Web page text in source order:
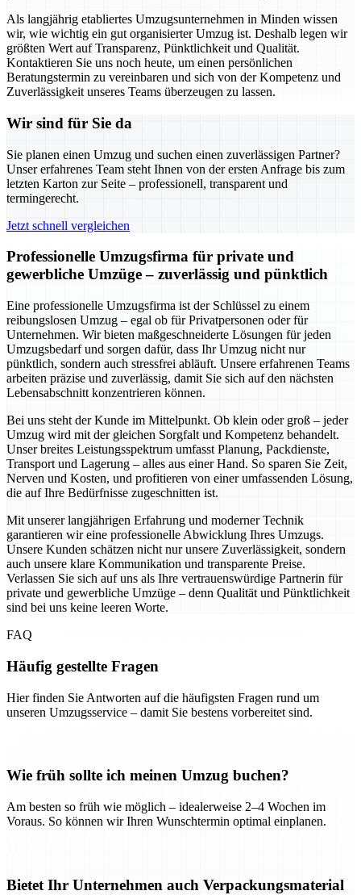
Als langjährig etabliertes Umzugsunternehmen in Minden wissen
wir, wie wichtig ein gut organisierter Umzug ist. Deshalb legen wir
größten Wert auf Transparenz, Pünktlichkeit und Qualität.
Kontaktieren Sie uns noch heute, um einen persönlichen
Beratungstermin zu vereinbaren und sich von der Kompetenz und
Zuverlässigkeit unseres Teams überzeugen zu lassen.
Wir sind für Sie da
Sie planen einen Umzug und suchen einen zuverlässigen Partner?
Unser erfahrenes Team steht Ihnen von der ersten Anfrage bis zum
letzten Karton zur Seite – professionell, transparent und
termingerecht.
Jetzt schnell vergleichen
Professionelle Umzugsfirma für private und
gewerbliche Umzüge – zuverlässig und pünktlich
Eine professionelle Umzugsfirma ist der Schlüssel zu einem
reibungslosen Umzug – egal ob für Privatpersonen oder für
Unternehmen. Wir bieten maßgeschneiderte Lösungen für jeden
Umzugsbedarf und sorgen dafür, dass Ihr Umzug nicht nur
pünktlich, sondern auch stressfrei abläuft. Unsere erfahrenen Teams
arbeiten präzise und zuverlässig, damit Sie sich auf den nächsten
Lebensabschnitt konzentrieren können.
Bei uns steht der Kunde im Mittelpunkt. Ob klein oder groß – jeder
Umzug wird mit der gleichen Sorgfalt und Kompetenz behandelt.
Unser breites Leistungsspektrum umfasst Planung, Packdienste,
Transport und Lagerung – alles aus einer Hand. So sparen Sie Zeit,
Nerven und Kosten, und profitieren von einer umfassenden Lösung,
die auf Ihre Bedürfnisse zugeschnitten ist.
Mit unserer langjährigen Erfahrung und moderner Technik
garantieren wir eine professionelle Abwicklung Ihres Umzugs.
Unsere Kunden schätzen nicht nur unsere Zuverlässigkeit, sondern
auch unsere klare Kommunikation und transparente Preise.
Verlassen Sie sich auf uns als Ihre vertrauenswürdige Partnerin für
private und gewerbliche Umzüge – denn Qualität und Pünktlichkeit
sind bei uns keine leeren Worte.
FAQ
Häufig gestellte Fragen
Hier finden Sie Antworten auf die häufigsten Fragen rund um
unseren Umzugsservice – damit Sie bestens vorbereitet sind.
Wie früh sollte ich meinen Umzug buchen?
Am besten so früh wie möglich – idealerweise 2–4 Wochen im
Voraus. So können wir Ihren Wunschtermin optimal einplanen.
Bietet Ihr Unternehmen auch Verpackungsmaterial